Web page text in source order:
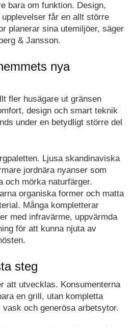
bara om funktion. Design,
får en allt större
planerar sina utemiljöer, säger
& Jansson.
nya
fler husägare ut gränsen
design och smart teknik
under en betydligt större del
Ljusa skandinaviska
jordnära nyanser som
och mörka naturfärger.
organiska former och matta
Många kompletterar
med infravärme, uppvärmda
för att kunna njuta av
steg
att utvecklas. Konsumenterna
en grill, utan kompletta
och generösa arbetsytor.